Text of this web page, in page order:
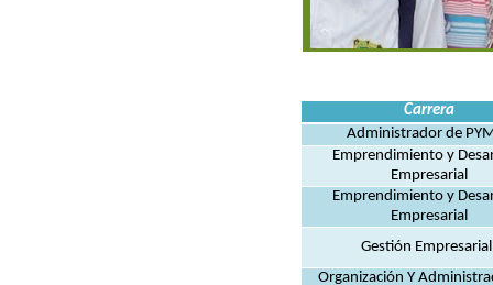
Carrera
Administrador de
Emprendimiento y
Empresarial
Emprendimiento y
Empresarial
Gestión
Organización Y